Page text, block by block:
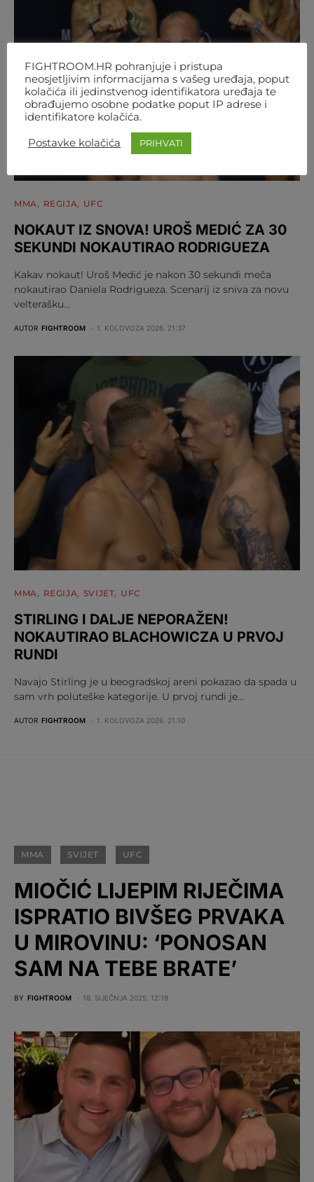
MMA REGIJA UFC
NOKAUT IZ SNOVA! UROŠ MEDIĆ ZA 30
SEKUNDI NOKAUTIRAO RODRIGUEZA
Kakav nokaut! Uroš Medić je nakon 30 sekundi meča
nokautirao Daniela Rodrigueza. Scenarij iz sniva za novu
velterašku…
AUTOR FIGHTROOM 1. KOLOVOZA 2026. 21:37
MMA REGIJA SVIJET UFC
STIRLING I DALJE NEPORAŽEN!
NOKAUTIRAO BLACHOWICZA U PRVOJ
RUNDI
Navajo Stirling je u beogradskoj areni pokazao da spada u
sam vrh poluteške kategorije. U prvoj rundi je…
AUTOR FIGHTROOM 1. KOLOVOZA 2026. 21:10
MMA SVIJET UFC
MIOČIĆ LIJEPIM RIJEČIMA
ISPRATIO BIVŠEG PRVAKA
U MIROVINU: ‘PONOSAN
SAM NA TEBE BRATE’
BY FIGHTROOM 18. SIJEČNJA 2025. 12:19
FIGHTROOM.HR pohranjuje i pristupa
neosjetljivim informacijama s vašeg uređaja, poput
kolačića ili jedinstvenog identifikatora uređaja te
obrađujemo osobne podatke poput IP adrese i
identifikatore kolačića.
Postavke kolačića PRIHVATI